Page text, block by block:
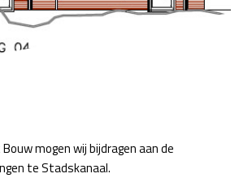
mogen wij bijdragen aan de
te Stadskanaal.